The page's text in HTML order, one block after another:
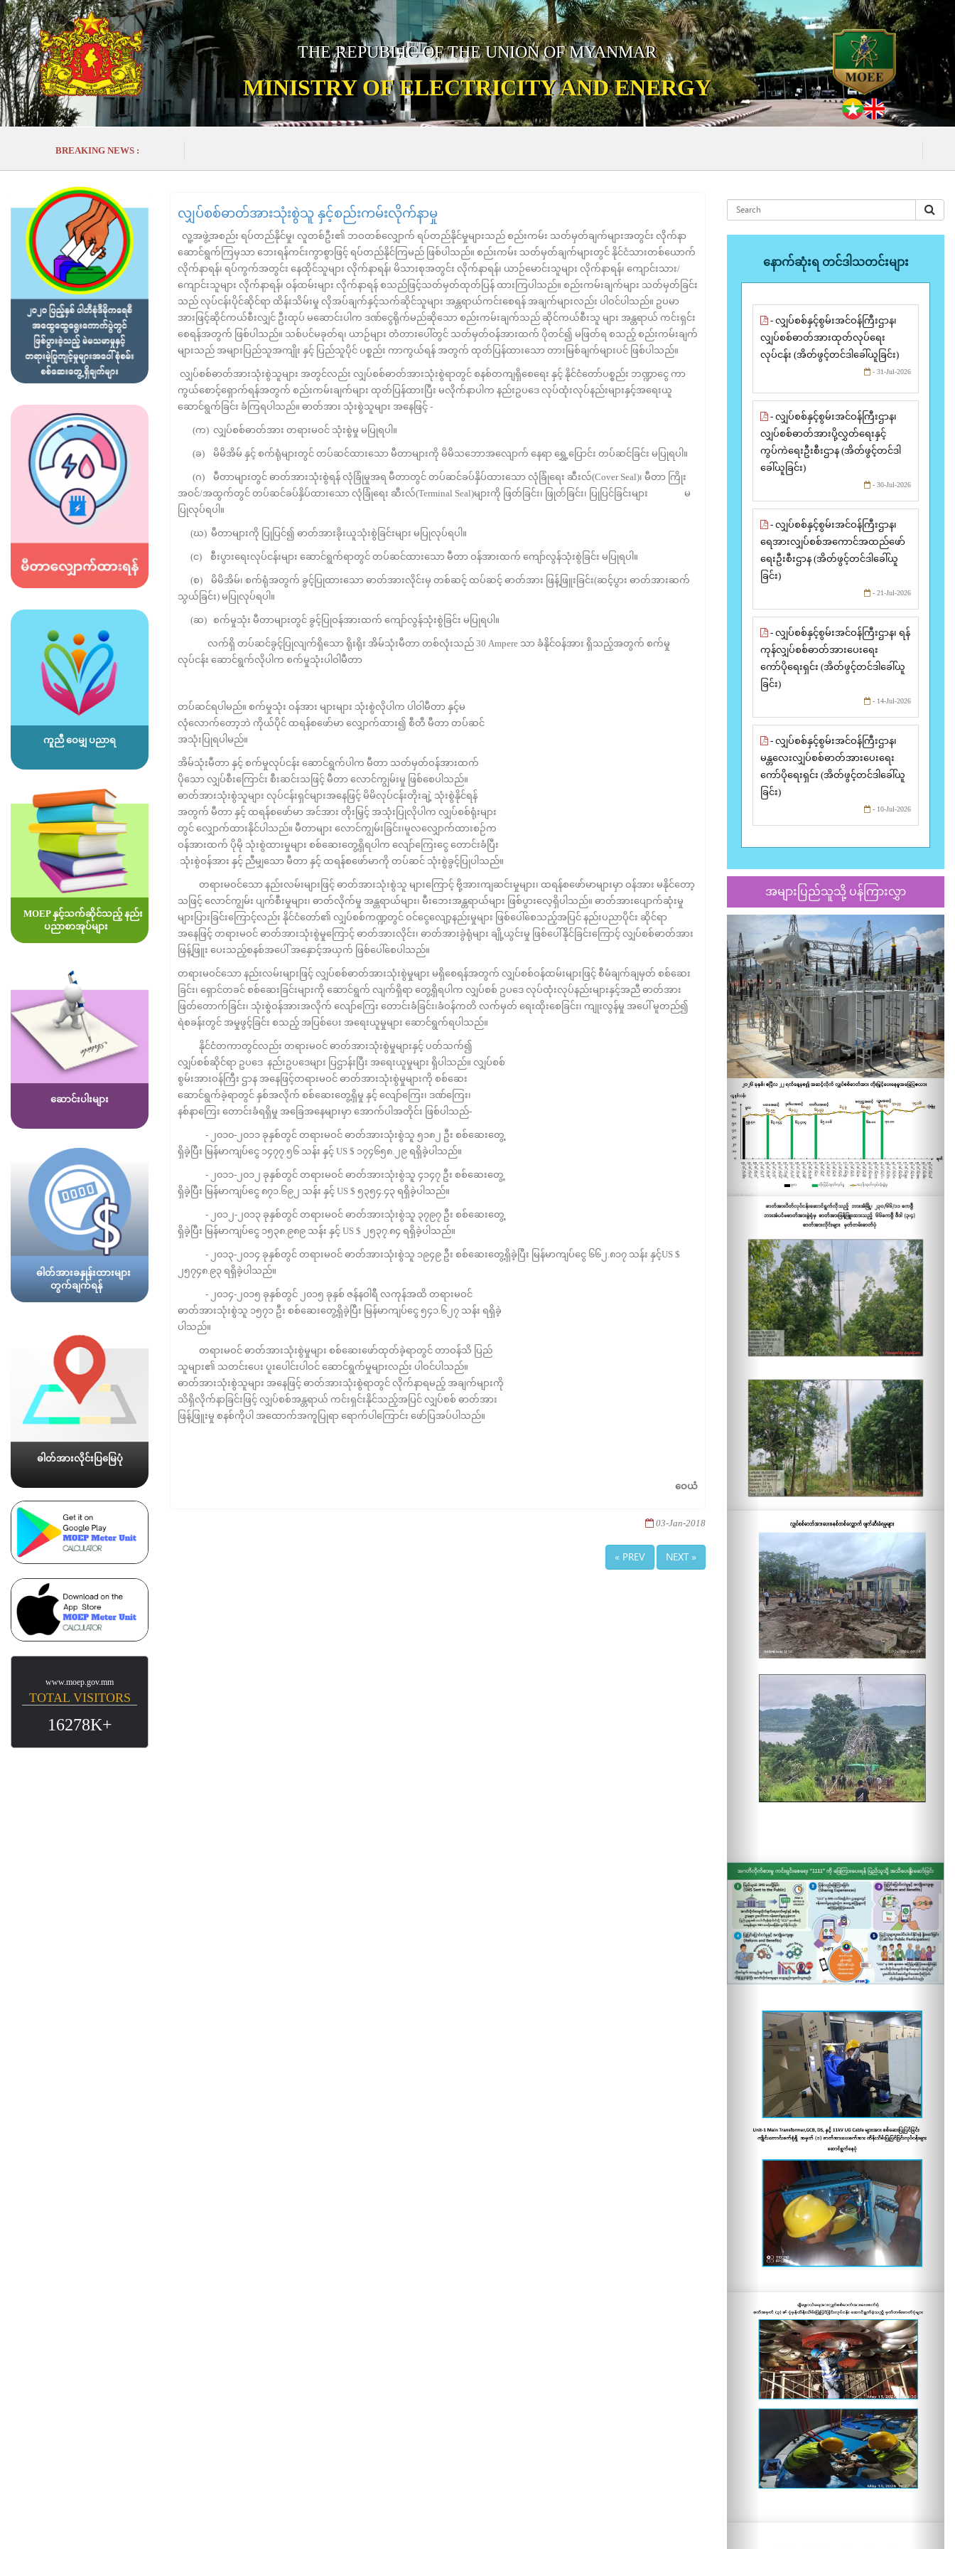
THE REPUBLIC OF THE UNION OF MYANMAR
MINISTRY OF ELECTRICITY AND ENERGY
BREAKING NEWS :
ကူညီ ဝေမျှ ပညာရ
MOEP နှင့်သက်ဆိုင်သည့် နည်း
ပညာစာအုပ်များ
ဆောင်းပါးများ
ဓါတ်အားခနှုန်းထားများ
တွက်ချက်ရန်
ဓါတ်အားလိုင်းပြမြေပုံ
www.moep.gov.mm
TOTAL VISITORS
16278K+
လျှပ်စစ်ဓာတ်အားသုံးစွဲသူ နှင့်စည်းကမ်းလိုက်နာမှု
လူ့အဖွဲ့အစည်း ရပ်တည်နိုင်မှု၊ လူတစ်ဦး၏ ဘဝတစ်လျှောက် ရပ်တည်နိုင်မှုများသည် စည်းကမ်း သတ်မှတ်ချက်များအတွင်း လိုက်နာ
ဆောင်ရွက်ကြမှသာ ဘေးရန်ကင်းကွာစွာဖြင့် ရပ်တည်နိုင်ကြမည် ဖြစ်ပါသည်။ စည်းကမ်း သတ်မှတ်ချက်များတွင် နိုင်ငံသားတစ်ယောက်
လိုက်နာရန်၊ ရပ်ကွက်အတွင်း နေထိုင်သူများ လိုက်နာရန်၊ မိသားစုအတွင်း လိုက်နာရန်၊ ယာဉ်မောင်းသူများ လိုက်နာရန်၊ ကျောင်းသား/
ကျောင်းသူများ လိုက်နာရန်၊ ဝန်ထမ်းများ လိုက်နာရန် စသည်ဖြင့်သတ်မှတ်ထုတ်ပြန် ထားကြပါသည်။ စည်းကမ်းချက်များ သတ်မှတ်ခြင်း
သည် လုပ်ငန်းပိုင်ဆိုင်ရာ ထိန်းသိမ်းမှု လိုအပ်ချက်နှင့်သက်ဆိုင်သူများ အန္တရာယ်ကင်းစေရန် အချက်များလည်း ပါဝင်ပါသည်။ ဥပမာ
အားဖြင့်ဆိုင်ကယ်စီးလျှင် ဦးထုပ် မဆောင်းပါက ဒဏ်ငွေရိုက်မည်ဆိုသော စည်းကမ်းချက်သည် ဆိုင်ကယ်စီးသူ များ အန္တရာယ် ကင်းရှင်း
စေရန်အတွက် ဖြစ်ပါသည်။ သစ်ပင်မခုတ်ရ၊ ယာဉ်များ တံတားပေါ်တွင် သတ်မှတ်ဝန်အားထက် ပိုတင်၍ မဖြတ်ရ စသည့် စည်းကမ်းချက်
များသည် အများပြည်သူအကျိုး နှင့် ပြည်သူပိုင် ပစ္စည်း ကာကွယ်ရန် အတွက် ထုတ်ပြန်ထားသော တားမြစ်ချက်များပင် ဖြစ်ပါသည်။
လျှပ်စစ်ဓာတ်အားသုံးစွဲသူများ အတွင်လည်း လျှပ်စစ်ဓာတ်အားသုံးစွဲရာတွင် စနစ်တကျရှိစေရေး နှင့် နိုင်ငံတော်ပစ္စည်း ဘဏ္ဍာငွေ ကာ
ကွယ်စောင့်ရှောက်ရန်အတွက် စည်းကမ်းချက်များ ထုတ်ပြန်ထားပြီး မလိုက်နာပါက နည်းဥပဒေ လုပ်ထုံးလုပ်နည်းများနှင့်အရေးယူ
ဆောင်ရွက်ခြင်း ခံကြရပါသည်။ ဓာတ်အား သုံးစွဲသူများ အနေဖြင့် -
(က) လျှပ်စစ်ဓာတ်အား တရားမဝင် သုံးစွဲမှု မပြုရပါ။
(ခ) မိမိအိမ် နှင့် စက်ရုံများတွင် တပ်ဆင်ထားသော မီတာများကို မိမိသဘောအလျောက် နေရာ ရွှေ့ပြောင်း တပ်ဆင်ခြင်း မပြုရပါ။
(ဂ) မီတာများတွင် ဓာတ်အားသုံးစွဲရန် လုံခြုံမှုအရ မီတာတွင် တပ်ဆင်ခပ်နှိပ်ထားသော လုံခြုံရေး ဆီးလ်(Cover Seal)၊ မီတာ ကြိုး
အဝင်/အထွက်တွင် တပ်ဆင်ခပ်နှိပ်ထားသော လုံခြုံရေး ဆီးလ်(Terminal Seal)များကို ဖြတ်ခြင်း၊ ဖြုတ်ခြင်း၊ ပြုပြင်ခြင်းများ မ
ပြုလုပ်ရပါ။
(ဃ) မီတာများကို ပြုပြင်၍ ဓာတ်အားခိုးယူသုံးစွဲခြင်းများ မပြုလုပ်ရပါ။
(င) စီးပွားရေးလုပ်ငန်းများ ဆောင်ရွက်ရာတွင် တပ်ဆင်ထားသော မီတာ ဝန်အားထက် ကျော်လွန်သုံးစွဲခြင်း မပြုရပါ။
(စ) မိမိအိမ်၊ စက်ရုံအတွက် ခွင့်ပြုထားသော ဓာတ်အားလိုင်းမှ တစ်ဆင့် ထပ်ဆင့် ဓာတ်အား ဖြန့်ဖြူးခြင်း(ဆင့်ပွား ဓာတ်အားဆက်
သွယ်ခြင်း) မပြုလုပ်ရပါ။
(ဆ) စက်မှုသုံး မီတာများတွင် ခွင့်ပြုဝန်အားထက် ကျော်လွန်သုံးစွဲခြင်း မပြုရပါ။
လက်ရှိ တပ်ဆင်ခွင့်ပြုလျက်ရှိသော ရိုးရိုး အိမ်သုံးမီတာ တစ်လုံးသည် 30 Ampere သာ ခံနိုင်ဝန်အား ရှိသည့်အတွက် စက်မှု
လုပ်ငန်း ဆောင်ရွက်လိုပါက စက်မှုသုံးပါဝါမီတာ
တပ်ဆင်ရပါမည်။ စက်မှုသုံး ဝန်အား များများ သုံးစွဲလိုပါက ပါဝါမီတာ နှင့်မ
လုံလောက်တော့ဘဲ ကိုယ်ပိုင် ထရန်စဖော်မာ လျှောက်ထား၍ စီတီ မီတာ တပ်ဆင်
အသုံးပြုရပါမည်။
အိမ်သုံးမီတာ နှင့် စက်မှုလုပ်ငန်း ဆောင်ရွက်ပါက မီတာ သတ်မှတ်ဝန်အားထက်
ပိုသော လျှပ်စီးကြောင်း စီးဆင်းသဖြင့် မီတာ လောင်ကျွမ်းမှု ဖြစ်စေပါသည်။
ဓာတ်အားသုံးစွဲသူများ လုပ်ငန်းရှင်များအနေဖြင့် မိမိလုပ်ငန်းတိုးချဲ့ သုံးစွဲနိုင်ရန်
အတွက် မီတာ နှင့် ထရန်စဖော်မာ အင်အား တိုးမြှင့် အသုံးပြုလိုပါက လျှပ်စစ်ရုံးများ
တွင် လျှောက်ထားနိုင်ပါသည်။ မီတာများ လောင်ကျွမ်းခြင်း၊မူလလျှောက်ထားစဉ်က
ဝန်အားထက် ပိုမို သုံးစွဲထားမှုများ စစ်ဆေးတွေ့ရှိရပါက လျော်ကြေးငွေ တောင်းခံပြီး
သုံးစွဲဝန်အား နှင့် ညီမျှသော မီတာ နှင့် ထရန်စဖော်မာကို တပ်ဆင် သုံးစွဲခွင့်ပြုပါသည်။
တရားမဝင်သော နည်းလမ်းများဖြင့် ဓာတ်အားသုံးစွဲသူ များကြောင့် ဗို့အားကျဆင်းမှုများ၊ ထရန်စဖော်မာများမှာ ဝန်အား မနိုင်တော့
သဖြင့် လောင်ကျွမ်း ပျက်စီးမှုများ၊ ဓာတ်လိုက်မှု အန္တရာယ်များ၊ မီးဘေးအန္တရာယ်များ ဖြစ်ပွားလေ့ရှိပါသည်။ ဓာတ်အားပျောက်ဆုံးမှု
များပြားခြင်းကြောင့်လည်း နိုင်ငံတော်၏ လျှပ်စစ်ကဏ္ဍတွင် ဝင်ငွေလျော့နည်းမှုများ ဖြစ်ပေါ်စေသည့်အပြင် နည်းပညာပိုင်း ဆိုင်ရာ
အနေဖြင့် တရားမဝင် ဓာတ်အားသုံးစွဲမှုကြောင့် ဓာတ်အားလိုင်း၊ ဓာတ်အားခွဲရုံများ ချို့ယွင်းမှု ဖြစ်ပေါ်နိုင်ခြင်းကြောင့် လျှပ်စစ်ဓာတ်အား
ဖြန့်ဖြူး ပေးသည့်စနစ်အပေါ် အနှောင့်အယှက် ဖြစ်ပေါ်စေပါသည်။
တရားမဝင်သော နည်းလမ်းများဖြင့် လျှပ်စစ်ဓာတ်အားသုံးစွဲမှုများ မရှိစေရန်အတွက် လျှပ်စစ်ဝန်ထမ်းများဖြင့် စီမံချက်ချမှတ် စစ်ဆေး
ခြင်း၊ ရှောင်တခင် စစ်ဆေးခြင်းများကို ဆောင်ရွက် လျက်ရှိရာ တွေ့ရှိရပါက လျှပ်စစ် ဥပဒေ လုပ်ထုံးလုပ်နည်းများနှင့်အညီ ဓာတ်အား
ဖြတ်တောက်ခြင်း၊ သုံးစွဲဝန်အားအလိုက် လျော်ကြေး တောင်းခံခြင်း၊ခံဝန်ကတိ လက်မှတ် ရေးထိုးစေခြင်း၊ ကျုးလွန်မှု အပေါ် မူတည်၍
ရဲစခန်းတွင် အမှုဖွင့်ခြင်း စသည့် အပြစ်ပေး အရေးယူမှုများ ဆောင်ရွက်ရပါသည်။
နိုင်ငံတကာတွင်လည်း တရားမဝင် ဓာတ်အားသုံးစွဲမှုများနှင့် ပတ်သက်၍
လျှပ်စစ်ဆိုင်ရာ ဥပဒေ နည်းဥပဒေများ ပြဌာန်းပြီး အရေးယူမှုများ ရှိပါသည်။ လျှပ်စစ်
စွမ်းအားဝန်ကြီး ဌာန အနေဖြင့်တရားမဝင် ဓာတ်အားသုံးစွဲမှုများကို စစ်ဆေး
ဆောင်ရွက်ခဲ့ရာတွင် နှစ်အလိုက် စစ်ဆေးတွေ့ရှိမှု နှင့် လျော်ကြေး၊ ဒဏ်ကြေး၊
နစ်နာကြေး တောင်းခံရရှိမှု အခြေအနေများမှာ အောက်ပါအတိုင်း ဖြစ်ပါသည်-
- ၂၀၁၀-၂၀၁၁ ခုနှစ်တွင် တရားမဝင် ဓာတ်အားသုံးစွဲသူ ၅၁၈၂ ဦး စစ်ဆေးတွေ့
ရှိခဲ့ပြီး မြန်မာကျပ်ငွေ ၁၄၇၇.၅၆ သန်း နှင့် US $ ၁၇၄၆၅၈.၂၉ ရရှိခဲ့ပါသည်။
- ၂၀၁၁-၂၀၁၂ ခုနှစ်တွင် တရားမဝင် ဓာတ်အားသုံးစွဲသူ ၄၁၄၇ ဦး စစ်ဆေးတွေ့
ရှိခဲ့ပြီး မြန်မာကျပ်ငွေ ၈၇၁.၆၉၂ သန်း နှင့် US $ ၅၃၅၄.၄၃ ရရှိခဲ့ပါသည်။
- ၂၀၁၂-၂၀၁၃ ခုနှစ်တွင် တရားမဝင် ဓာတ်အားသုံးစွဲသူ ၃၇၉၇ ဦး စစ်ဆေးတွေ့
ရှိခဲ့ပြီး မြန်မာကျပ်ငွေ ၁၅၃၈.၉၈၉ သန်း နှင့် US $ ၂၅၃၇.၈၄ ရရှိခဲ့ပါသည်။
- ၂၀၁၃-၂၀၁၄ ခုနှစ်တွင် တရားမဝင် ဓာတ်အားသုံးစွဲသူ ၁၉၄၉ ဦး စစ်ဆေးတွေ့ရှိခဲ့ပြီး မြန်မာကျပ်ငွေ ၆၆၂.၈၁၇ သန်း နှင့်US $
၂၅၇၄၈.၉၃ ရရှိခဲ့ပါသည်။
- ၂၀၁၄-၂၀၁၅ ခုနှစ်တွင် ၂၀၁၅ ခုနှစ် ဇန်နဝါရီ လကုန်အထိ တရားမဝင်
ဓာတ်အားသုံးစွဲသူ ၁၅၇၁ ဦး စစ်ဆေးတွေ့ရှိခဲ့ပြီး မြန်မာကျပ်ငွေ ၅၄၁.၆၂၇ သန်း ရရှိခဲ့
ပါသည်။
တရားမဝင် ဓာတ်အားသုံးစွဲမှုများ စစ်ဆေးဖော်ထုတ်ခဲ့ရာတွင် တာဝန်သိ ပြည်
သူများ၏ သတင်းပေး ပူးပေါင်းပါဝင် ဆောင်ရွက်မှုများလည်း ပါဝင်ပါသည်။
ဓာတ်အားသုံးစွဲသူများ အနေဖြင့် ဓာတ်အားသုံးစွဲရာတွင် လိုက်နာရမည့် အချက်များကို
သိရှိလိုက်နာခြင်းဖြင့် လျှပ်စစ်အန္တရာယ် ကင်းရှင်းနိုင်သည့်အပြင် လျှပ်စစ် ဓာတ်အား
ဖြန့်ဖြူးမှု စနစ်ကိုပါ အထောက်အကူပြုရာ ရောက်ပါကြောင်း ဖော်ပြအပ်ပါသည်။
ဝေယံ
03-Jan-2018
« PREV NEXT »
နောက်ဆုံးရ တင်ဒါသတင်းများ
- လျှပ်စစ်နှင့်စွမ်းအင်ဝန်ကြီးဌာန၊
လျှပ်စစ်ဓာတ်အားထုတ်လုပ်ရေး
လုပ်ငန်း (အိတ်ဖွင့်တင်ဒါခေါ်ယူခြင်း)
- 31-Jul-2026
- လျှပ်စစ်နှင့်စွမ်းအင်ဝန်ကြီးဌာန၊
လျှပ်စစ်ဓာတ်အားပို့လွှတ်ရေးနှင့်
ကွပ်ကဲရေးဦးစီးဌာန (အိတ်ဖွင့်တင်ဒါ
ခေါ်ယူခြင်း)
- 30-Jul-2026
- လျှပ်စစ်နှင့်စွမ်းအင်ဝန်ကြီးဌာန၊
ရေအားလျှပ်စစ်အကောင်အထည်ဖော်
ရေးဦးစီးဌာန (အိတ်ဖွင့်တင်ဒါခေါ်ယူ
ခြင်း)
- 21-Jul-2026
- လျှပ်စစ်နှင့်စွမ်းအင်ဝန်ကြီးဌာန၊ ရန်
ကုန်လျှပ်စစ်ဓာတ်အားပေးရေး
ကော်ပိုရေးရှင်း (အိတ်ဖွင့်တင်ဒါခေါ်ယူ
ခြင်း)
- 14-Jul-2026
- လျှပ်စစ်နှင့်စွမ်းအင်ဝန်ကြီးဌာန၊
မန္တလေးလျှပ်စစ်ဓာတ်အားပေးရေး
ကော်ပိုရေးရှင်း (အိတ်ဖွင့်တင်ဒါခေါ်ယူ
ခြင်း)
- 10-Jul-2026
အများပြည်သူသို့ ပန်ကြားလွှာ
Previous Next